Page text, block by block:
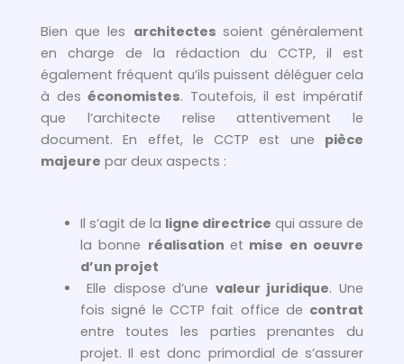
Bien que les architectes soient généralement
en charge de la rédaction du CCTP, il est
également fréquent qu’ils puissent déléguer cela
à deséconomistes. Toutefois, il est impératif
que l’architecte relise attentivement le
document. En effet, le CCTP est une pièce
majeure par deux aspects :
Il s’agit de la ligne directrice qui assure de
la bonne réalisation et mise en oeuvre
d’un projet
Elle dispose d’une valeur juridique. Une
fois signé le CCTP fait office de contrat
entre toutes les parties prenantes du
projet. Il est donc primordial de s’assurer